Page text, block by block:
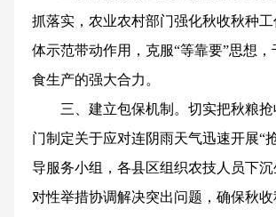
抓落实，农业农村部门强化秋收秋种
体示范带动作用，克服“等靠要”思想
食生产的强大合力。
三、建立包保机制。切实把秋粮
门制定关于应对连阴雨天气迅速开展“
导服务小组，各县区组织农技人员下
对性举措协调解决突出问题，确保秋